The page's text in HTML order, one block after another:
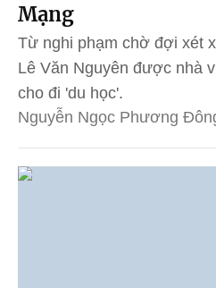
Mạng
Từ nghi phạm chờ đợi xét
Lê Văn Nguyên được nhà
cho đi 'du học'.
Nguyễn Ngọc Phương